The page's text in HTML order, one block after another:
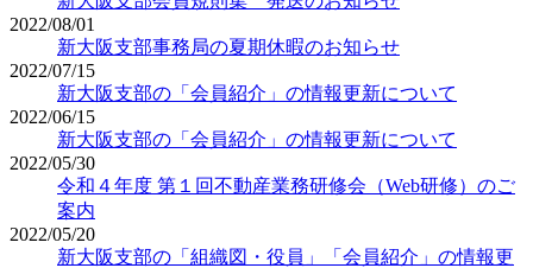
2022/08/01
新大阪支部事務局の夏期休暇のお知らせ
2022/07/15
新大阪支部の「会員紹介」の情報更新について
2022/06/15
新大阪支部の「会員紹介」の情報更新について
2022/05/30
令和４年度 第１回不動産業務研修会（Web研修）のご
案内
2022/05/20
新大阪支部の「組織図・役員」「会員紹介」の情報更